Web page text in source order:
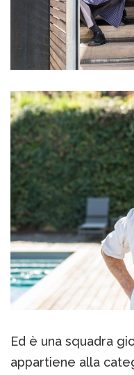
Ed è una squadra
appartiene alla